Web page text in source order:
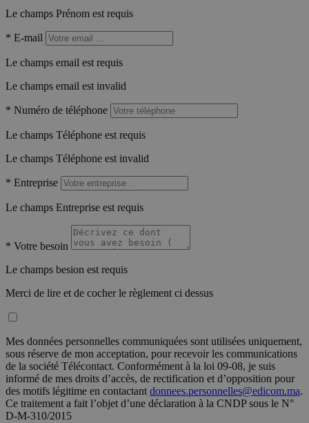
Le champs Prénom est requis
* E-mail
Le champs email est requis
Le champs email est invalid
* Numéro de téléphone
Le champs Téléphone est requis
Le champs Téléphone est invalid
* Entreprise
Le champs Entreprise est requis
* Votre besoin
Le champs besion est requis
Merci de lire et de cocher le règlement ci dessus
Mes données personnelles communiquées sont utilisées uniquement,
sous réserve de mon acceptation, pour recevoir les communications
de la société Télécontact. Conformément à la loi 09-08, je suis
informé de mes droits d’accès, de rectification et d’opposition pour
des motifs légitime en contactant donnees.personnelles@edicom.ma.
Ce traitement a fait l’objet d’une déclaration à la CNDP sous le N°
D-M-310/2015